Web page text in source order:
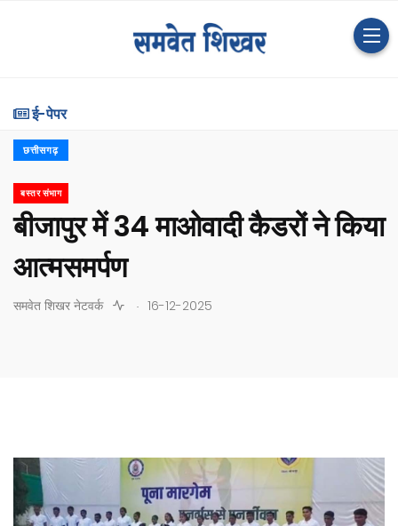
ई-पेपर
छत्तीसगढ़
बस्तर संभाग
बीजापुर में 34 माओवादी कैडरों ने किया
आत्मसमर्पण
समवेत शिखर नेटवर्क . 16-12-2025